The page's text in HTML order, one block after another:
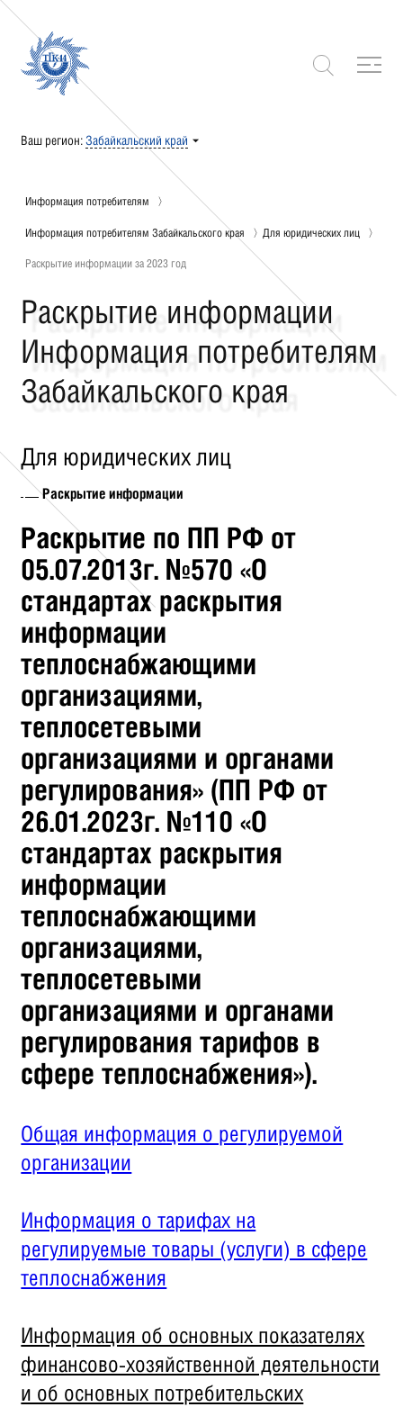
Ваш регион: Забайкальский край
Информация потребителям
Информация потребителям Забайкальского края Для юридических лиц
Раскрытие информации за 2023 год
Раскрытие информации
Информация потребителям
Забайкальского края
Для юридических лиц
Раскрытие информации
Раскрытие по ПП РФ от
05.07.2013г. №570 «О
стандартах раскрытия
информации
теплоснабжающими
организациями,
теплосетевыми
организациями и органами
регулирования» (ПП РФ от
26.01.2023г. №110 «О
стандартах раскрытия
информации
теплоснабжающими
организациями,
теплосетевыми
организациями и органами
регулирования тарифов в
сфере теплоснабжения»).
Общая информация о регулируемой
организации
Информация о тарифах на
регулируемые товары (услуги) в сфере
теплоснабжения
Информация об основных показателях
финансово-хозяйственной деятельности
и об основных потребительских